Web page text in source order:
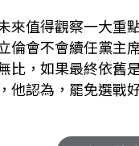
來值得觀察一大重
倫會不會續任黨主
比，如果最終依舊
他認為，罷免選戰